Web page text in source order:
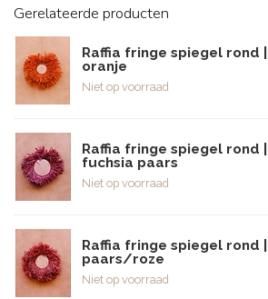
Gerelateerde producten
Raffia fringe spiegel rond |
oranje
Niet op voorraad
Raffia fringe spiegel rond |
fuchsia paars
Niet op voorraad
Raffia fringe spiegel rond |
paars/roze
Niet op voorraad